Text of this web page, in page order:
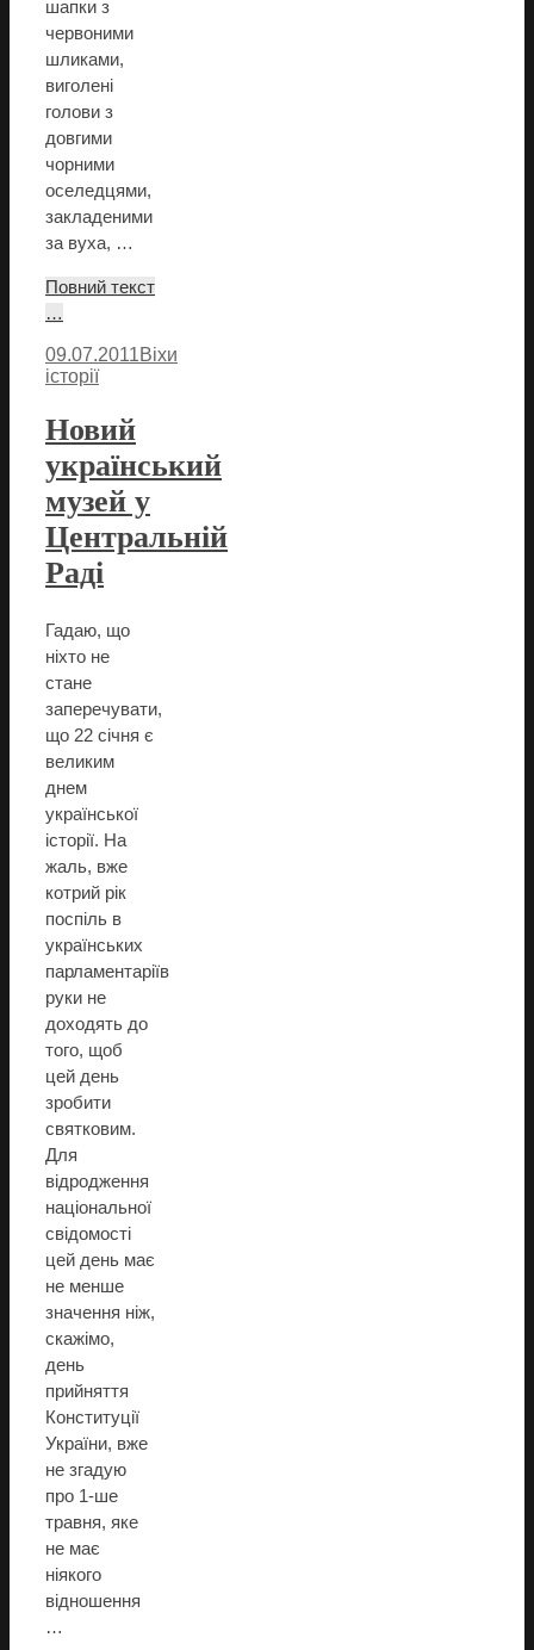
шапки з
червоними
шликами,
виголені
голови з
довгими
чорними
оселедцями,
закладеними
за вуха, …
Повний текст
…
09.07.2011Віхи
історії
Новий
український
музей у
Центральній
Раді
Гадаю, що
ніхто не
стане
заперечувати,
що 22 січня є
великим
днем
української
історії. На
жаль, вже
котрий рік
поспіль в
українських
парламентаріїв
руки не
доходять до
того, щоб
цей день
зробити
святковим.
Для
відродження
національної
свідомості
цей день має
не менше
значення ніж,
скажімо,
день
прийняття
Конституції
України, вже
не згадую
про 1-ше
травня, яке
не має
ніякого
відношення
…